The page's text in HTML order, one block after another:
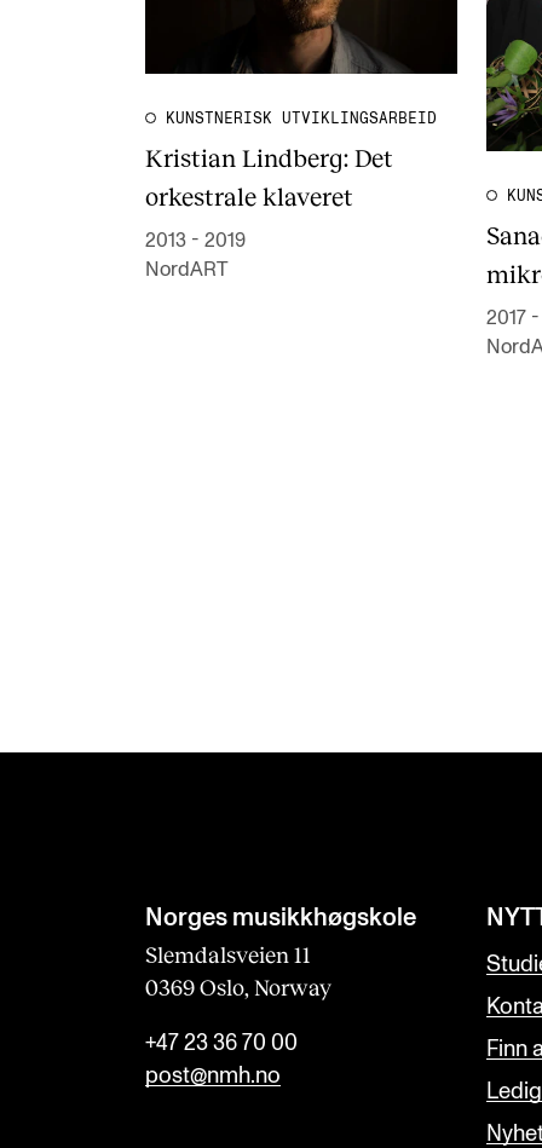
KUNSTNERISK UTVIKLINGSARBEID
Kristian Lindberg: Det
orkestrale klaveret
2013 - 2019
NordART
2017
Norges musikk­høgskole
Slemdalsveien 11
0369 Oslo, Norway
+47 23 36 70 00
post@nmh.no
Finn